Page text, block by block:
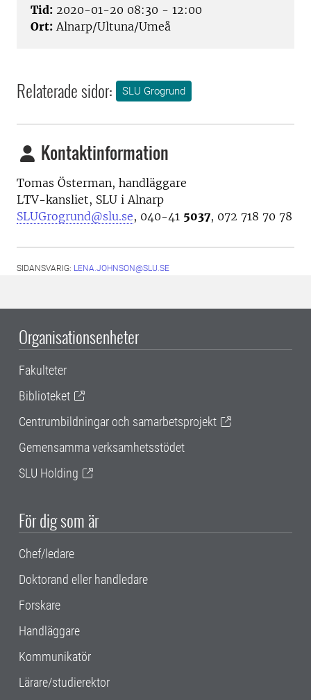
Tid: 2020-01-20 08:30 - 12:00
Ort: Alnarp/Ultuna/Umeå
Relaterade sidor: SLU Grogrund
Kontaktinformation
Tomas Österman, handläggare
LTV-kansliet, SLU i Alnarp
SLUGrogrund@slu.se, 040-41 5037, 072 718 70 78
SIDANSVARIG: LENA.JOHNSON@SLU.SE
Organisationsenheter
Fakulteter
Biblioteket
Centrumbildningar och samarbetsprojekt
Gemensamma verksamhetsstödet
SLU Holding
För dig som är
Chef/ledare
Doktorand eller handledare
Forskare
Handläggare
Kommunikatör
Lärare/studierektor